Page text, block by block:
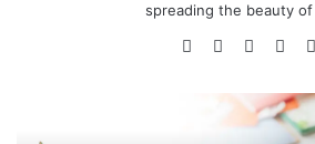
spreading the beauty of
WebsiteFacebook